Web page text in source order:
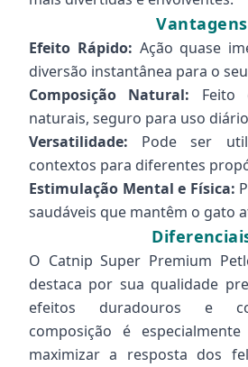
Vantagens
Efeito Rápido: Ação quase
diversão instantânea para o
Composição Natural: Feito
naturais, seguro para uso
Versatilidade: Pode ser
contextos para diferentes
Estimulação Mental e Física:
saudáveis que mantêm o gato
O Catnip Super Premium
destaca por sua qualidade
efeitos duradouros e
composição é
maximizar a resposta dos